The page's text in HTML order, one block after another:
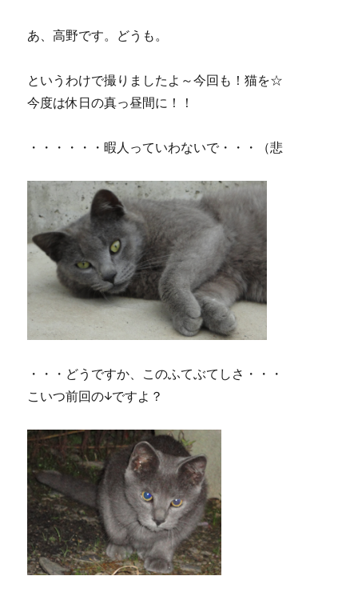
あ、高野です。どうも。
というわけで撮りましたよ～今回も！猫を☆
今度は休日の真っ昼間に！！
・・・・・・暇人っていわないで・・・（悲
・・・どうですか、このふてぶてしさ・・・
こいつ前回の↓ですよ？